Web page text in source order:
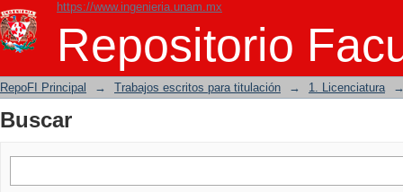
https://www.ingenieria.unam.mx
Repositorio
Buscar
RepoFI Principal → Trabajos escritos para titulación → 1. Licenciatura
Buscar